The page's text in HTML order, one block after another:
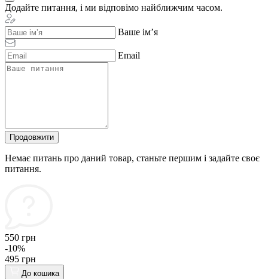
Додайте питання, і ми відповімо найближчим часом.
Ваше ім’я
Email
Продовжити
Немає питань про даний товар, станьте першим і задайте своє
питання.
550 грн
-10%
495 грн
До кошика